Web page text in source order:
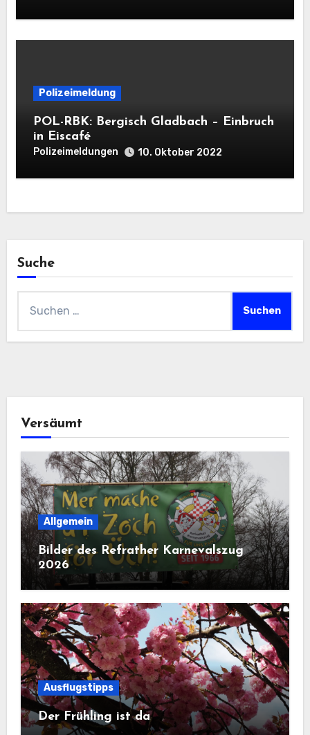
Polizeimeldung
POL-RBK: Bergisch Gladbach – Einbruch
in Eiscafé
Polizeimeldungen 10. Oktober 2022
Suche
nach:
Versäumt
Allgemein
Bilder des Refrather Karnevalszug
2026
Ausflugstipps
Der Frühling ist da